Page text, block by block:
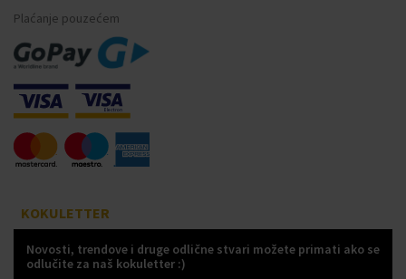
Plaćanje pouzećem
KOKULETTER
Novosti, trendove i druge odlične stvari možete primati ako se
odlučite za naš kokuletter :)